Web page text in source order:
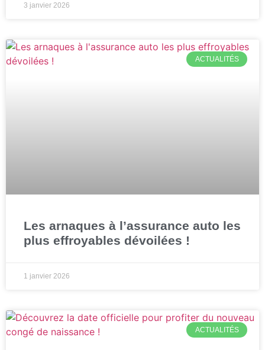
3 janvier 2026
ACTUALITÉS
Les arnaques à l’assurance auto les
plus effroyables dévoilées !
1 janvier 2026
ACTUALITÉS